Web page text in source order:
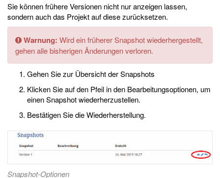
Sie können frühere Versionen nicht nur anzeigen lassen,
sondern auch das Projekt auf diese zurücksetzen.
Warnung: Wird ein früherer Snapshot wiederhergestellt,
gehen alle bisherigen Änderungen verloren.
Gehen Sie zur Übersicht der Snapshots
Klicken Sie auf den Pfeil in den Bearbeitungsoptionen, um
einen Snapshot wiederherzustellen.
Bestätigen Sie die Wiederherstellung.
Snapshot-Optionen